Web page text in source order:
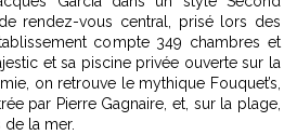
rendez-vous central, prisé lors des
compte 349 chambres et
et sa piscine privée ouverte sur la
on retrouve le mythique Fouquet’s,
par Pierre Gagnaire, et, sur la plage,
de la mer.